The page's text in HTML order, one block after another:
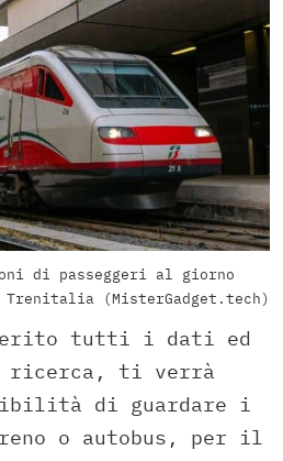
di passeggeri al giorno
(MisterGadget.tech)
tutti i dati ed
ricerca, ti verrà
di guardare i
o autobus, per il